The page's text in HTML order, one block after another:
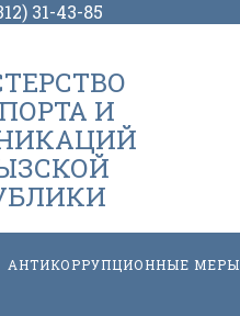
31-43-85
И
АНТИКОРРУПЦИОННЫЕ МЕРЫ